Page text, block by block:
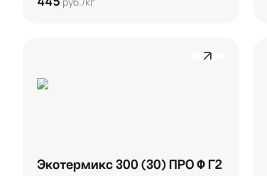
Экотермикс 300 (30) ПРО Ф Г2